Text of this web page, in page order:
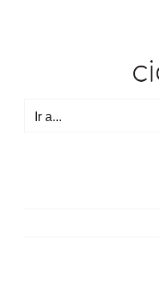
Ir a...